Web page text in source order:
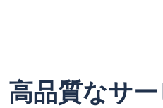
高品質なサ